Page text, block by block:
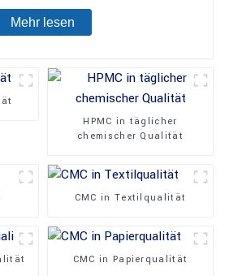
Mehr lesen
HPMC in täglicher
chemischer Qualität
CMC in Textilqualität
CMC in Papierqualität